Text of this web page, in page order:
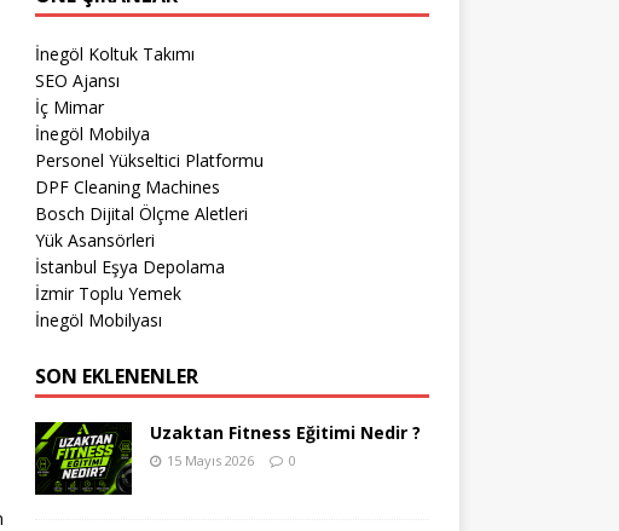
İnegöl Koltuk Takımı
SEO Ajansı
İç Mimar
İnegöl Mobilya
Personel Yükseltici Platformu
DPF Cleaning Machines
Bosch Dijital Ölçme Aletleri
Yük Asansörleri
İstanbul Eşya Depolama
İzmir Toplu Yemek
İnegöl Mobilyası
SON EKLENENLER
Uzaktan Fitness Eğitimi Nedir ?
15 Mayıs 2026 0